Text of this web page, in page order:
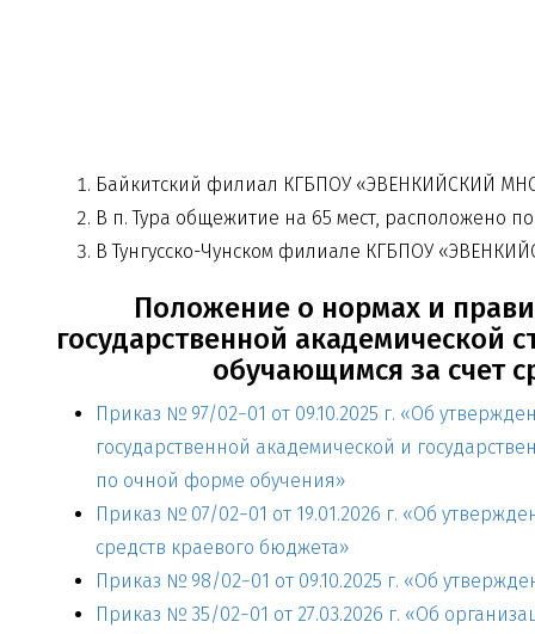
Байкитский филиал КГБПОУ «ЭВЕНКИЙСКИЙ
В п. Тура общежитие на 65 мест, расположено по
В Тунгусско-Чунском филиале КГБПОУ
Положение о нормах и
государственной академической
обучающимся за счет
Приказ № 97/02−01 от 09.10.2025 г. «Об
государственной академической и
по очной форме обучения»
Приказ № 07/02−01 от 19.01.2026 г. «Об
средств краевого бюджета»
Приказ № 98/02−01 от 09.10.2025 г. «Об
Приказ № 35/02−01 от 27.03.2026 г. «Об